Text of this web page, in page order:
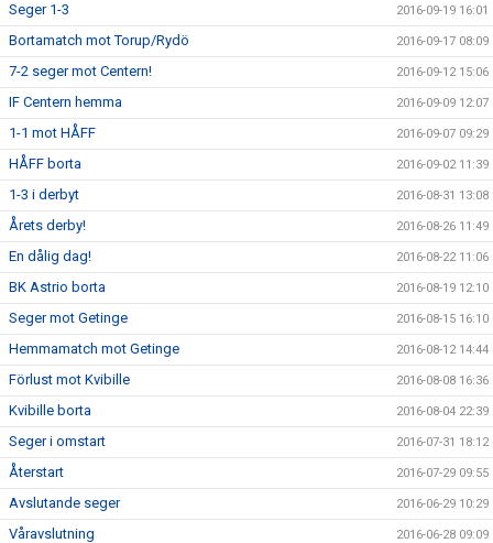
Seger 1-3 2016-09-19 16:01
Bortamatch mot Torup/Rydö 2016-09-17 08:09
7-2 seger mot Centern! 2016-09-12 15:06
IF Centern hemma 2016-09-09 12:07
1-1 mot HÅFF 2016-09-07 09:29
HÅFF borta 2016-09-02 11:39
1-3 i derbyt 2016-08-31 13:08
Årets derby! 2016-08-26 11:49
En dålig dag! 2016-08-22 11:06
BK Astrio borta 2016-08-19 12:10
Seger mot Getinge 2016-08-15 16:10
Hemmamatch mot Getinge 2016-08-12 14:44
Förlust mot Kvibille 2016-08-08 16:36
Kvibille borta 2016-08-04 22:39
Seger i omstart 2016-07-31 18:12
Återstart 2016-07-29 09:55
Avslutande seger 2016-06-29 10:29
Våravslutning 2016-06-28 09:09